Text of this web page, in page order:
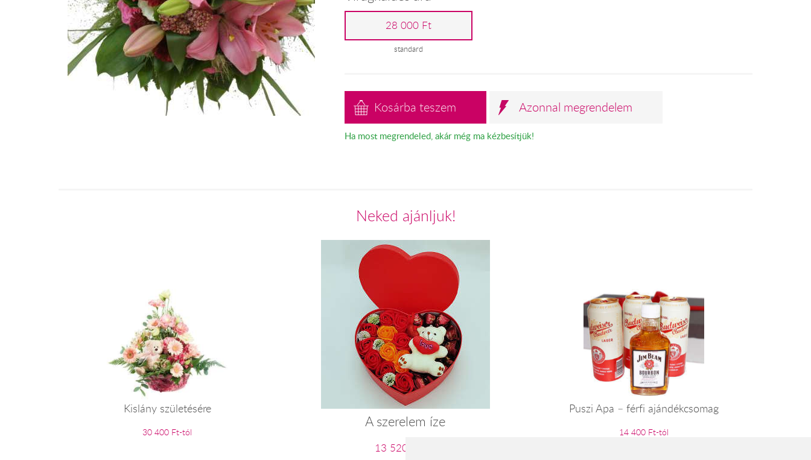
28 000 Ft
standard
Kosárba teszem Azonnal megrendelem
Ha most megrendeled, akár még ma kézbesítjük!
Neked ajánljuk!
Kislány születésére
30 400 Ft-tól
A szerelem íze
13 520 Ft-tól
Puszi Apa – férfi ajándékcsomag
14 400 Ft-tól